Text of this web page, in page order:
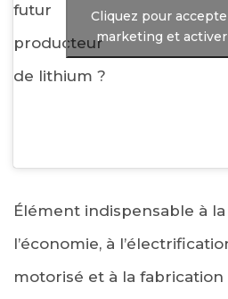
futur
producteur
de lithium ?
Cliquez pour
marketing et
Élément indispensable à
l’économie, à
motorisé et à la